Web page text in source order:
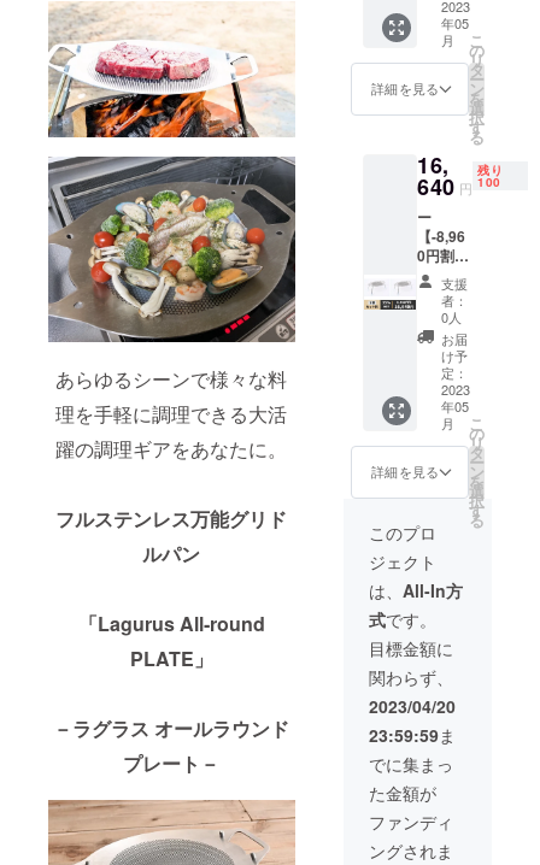
あらゆるシーンで様々な料
理を手軽に調理できる大活
躍の調理ギアをあなたに。
フルステンレス万能グリド
ルパン
「Lagurus All‐round
PLATE」
－ラグラス オールラウンド
プレート－
れば幸いで
す。
・ハン
ドルカ
バー×2
・フラ
イネッ
円
→
CAMPF
IRE販売
価格
10,240
円 （消
送料
込）
■Lagur
us All-
round
PLATE
x １
セット
内容 ・
本体×1
・収納
袋×１
・ハン
ドルカ
バー×2
・フラ
・取扱
説明書
2023
年05
月
詳細を見る
こ
の
リ
タ
ー
ン
を
選
択
す
る
16,
640 円
残り
100
ー
【-8,96
0円割
引】100
名限
定ー
【定価
合計】
25,600
円
→
CAMPF
IRE先行
販売価
格
16,640
円 （消
費税・
送料
込）
■Lagur
us All-
round
PLATE
x 2式
■セット
内容 ・
本体×2
・収納
袋×2 ・
ハンド
ルカ
バー×4
・フラ
支援
者：
0人
お届
け予
定：
2023
年05
月
詳細を見る
こ
の
リ
タ
ー
ン
を
選
択
す
る
このプロ
ジェクト
は、 All-In方
式です。
目標金額に
関わらず、
2023/04/20
23:59:59ま
でに集まっ
た金額が
ファンディ
ングされま